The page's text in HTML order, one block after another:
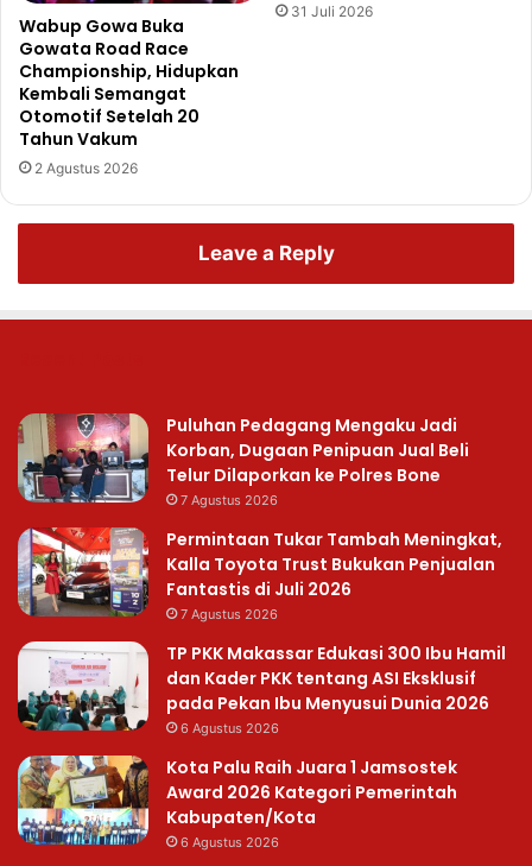
Wabup Gowa Buka
Gowata Road Race
Championship, Hidupkan
Kembali Semangat
Otomotif Setelah 20
Tahun Vakum
2 Agustus 2026
31 Juli 2026
Leave a Reply
Puluhan Pedagang Mengaku Jadi
Korban, Dugaan Penipuan Jual Beli
Telur Dilaporkan ke Polres Bone
7 Agustus 2026
Permintaan Tukar Tambah Meningkat,
Kalla Toyota Trust Bukukan Penjualan
Fantastis di Juli 2026
7 Agustus 2026
TP PKK Makassar Edukasi 300 Ibu Hamil
dan Kader PKK tentang ASI Eksklusif
pada Pekan Ibu Menyusui Dunia 2026
6 Agustus 2026
Kota Palu Raih Juara 1 Jamsostek
Award 2026 Kategori Pemerintah
Kabupaten/Kota
6 Agustus 2026